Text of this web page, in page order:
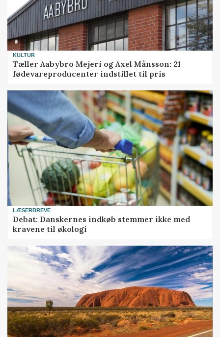
KULTUR
Tæller Aabybro Mejeri og Axel Månsson: 21
fødevareproducenter indstillet til pris
LÆSERBREVE
Debat: Danskernes indkøb stemmer ikke med
kravene til økologi